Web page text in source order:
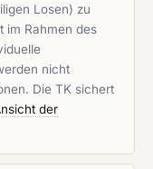
Losen) zu
im Rahmen des
nicht
Die TK sichert
der